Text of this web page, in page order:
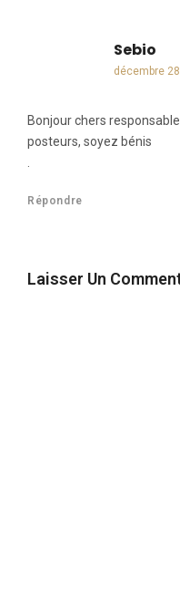
Sebio
décembre
Bonjour chers
posteurs, soyez bénis
Répondre
Laisser Un